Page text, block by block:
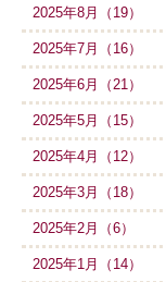
2025年8月（19）
2025年7月（16）
2025年6月（21）
2025年5月（15）
2025年4月（12）
2025年3月（18）
2025年2月（6）
2025年1月（14）